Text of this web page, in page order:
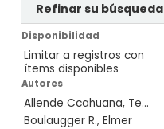
Refinar su búsqueda
Disponibilidad
Limitar a registros con
ítems disponibles
Autores
Allende Ccahuana, Te...
Boulaugger R., Elmer